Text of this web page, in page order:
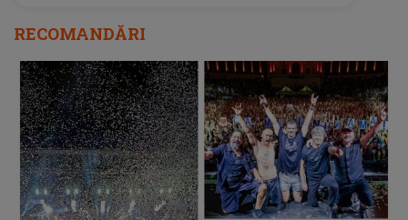
RECOMANDĂRI